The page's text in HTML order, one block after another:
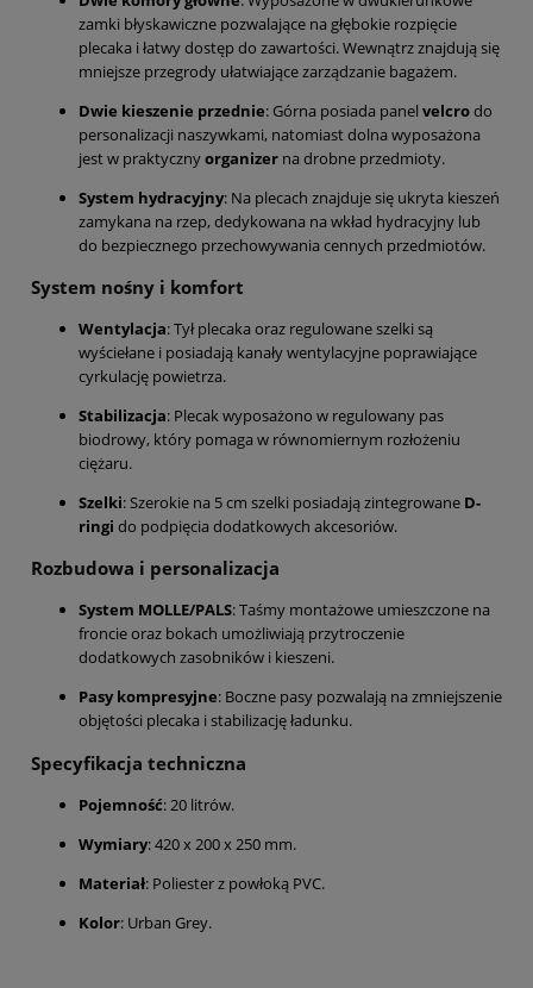
zamki błyskawiczne pozwalające na głębokie rozpięcie
plecaka i łatwy dostęp do zawartości. Wewnątrz znajdują się
mniejsze przegrody ułatwiające zarządzanie bagażem.
Dwie kieszenie przednie: Górna posiada panel velcrodo
personalizacji naszywkami, natomiast dolna wyposażona
jest w praktycznyorganizer na drobne przedmioty.
System hydracyjny: Na plecach znajduje się ukryta kieszeń
zamykana na rzep, dedykowana na wkład hydracyjny lub
do bezpiecznego przechowywania cennych przedmiotów.
System nośny i komfort
Wentylacja: Tył plecaka oraz regulowane szelki są
wyściełane i posiadają kanały wentylacyjne poprawiające
cyrkulację powietrza.
Stabilizacja: Plecak wyposażono w regulowany pas
biodrowy, który pomaga w równomiernym rozłożeniu
ciężaru.
Szelki: Szerokie na 5 cm szelki posiadają zintegrowane D-
ringi do podpięcia dodatkowych akcesoriów.
Rozbudowa i personalizacja
System MOLLE/PALS: Taśmy montażowe umieszczone na
froncie oraz bokach umożliwiają przytroczenie
dodatkowych zasobników i kieszeni.
Pasy kompresyjne: Boczne pasy pozwalają na zmniejszenie
objętości plecaka i stabilizację ładunku.
Specyfikacja techniczna
Pojemność: 20 litrów.
Wymiary: 420 x 200 x 250 mm.
Materiał: Poliester z powłoką PVC.
Kolor: Urban Grey.